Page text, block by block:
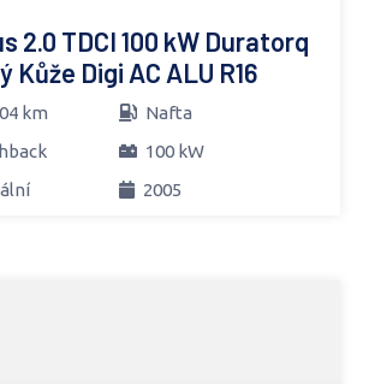
2.0 TDCI 100 kW Duratorq
Kůže Digi AC ALU R16
km
Nafta
100 kW
2005